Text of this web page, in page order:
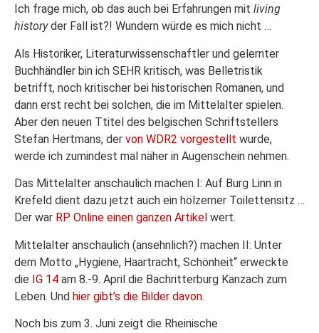
Ich frage mich, ob das auch bei Erfahrungen mit living
historyder Fall ist?! Wundern würde es mich nicht …
Als Historiker, Literaturwissenschaftler und gelernter
Buchhändler bin ich SEHR kritisch, was Belletristik
betrifft, noch kritischer bei historischen Romanen, und
dann erst recht bei solchen, die im Mittelalter spielen.
Aber den neuen Ttitel des belgischen Schriftstellers
Stefan Hertmans, der von WDR2 vorgestellt wurde,
werde ich zumindest mal näher in Augenschein nehmen.
Das Mittelalter anschaulich machen I: Auf Burg Linn in
Krefeld dient dazu jetzt auch ein hölzerner Toilettensitz …
Der war RP Online einen ganzen Artikel wert.
Mittelalter anschaulich (ansehnlich?) machen II: Unter
dem Motto „Hygiene, Haartracht, Schönheit“ erweckte
die IG 14 am 8.-9. April die Bachritterburg Kanzach zum
Leben. Und hier gibt’s die Bilder davon.
Noch bis zum 3. Juni zeigt die Rheinische